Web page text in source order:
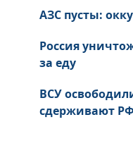
АЗС пусты:
Россия
за еду
ВСУ
сдерживают